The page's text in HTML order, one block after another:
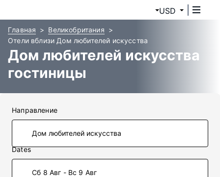
USD
Главная
Великобритания
Отели вблизи Дом любителей искусства
Дом любителей искусства
гостиницы
Направление
Dates
Сб 8 Авг - Вс 9 Авг